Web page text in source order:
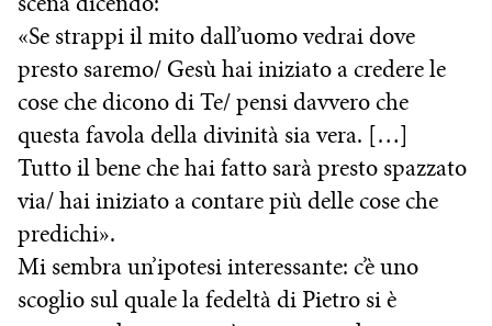
«Se strappi il mito dall’uomo vedrai dove
presto saremo/ Gesù hai iniziato a credere le
cose che dicono di Te/ pensi davvero che
questa favola della divinità sia vera. […]
Tutto il bene che hai fatto sarà presto spazzato
via/ hai iniziato a contare più delle cose che
predichi».
Mi sembra un’ipotesi interessante: c’è uno
scoglio sul quale la fedeltà di Pietro si è